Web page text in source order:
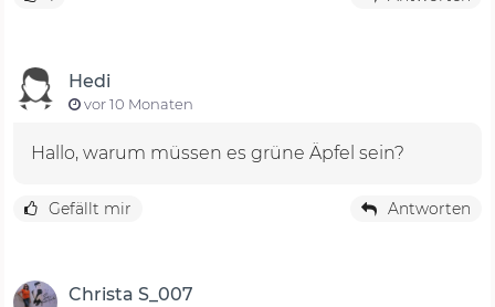
Hedi
vor 10 Monaten
Hallo, warum müssen es grüne Äpfel sein?
Gefällt mir Antworten
Christa S_007